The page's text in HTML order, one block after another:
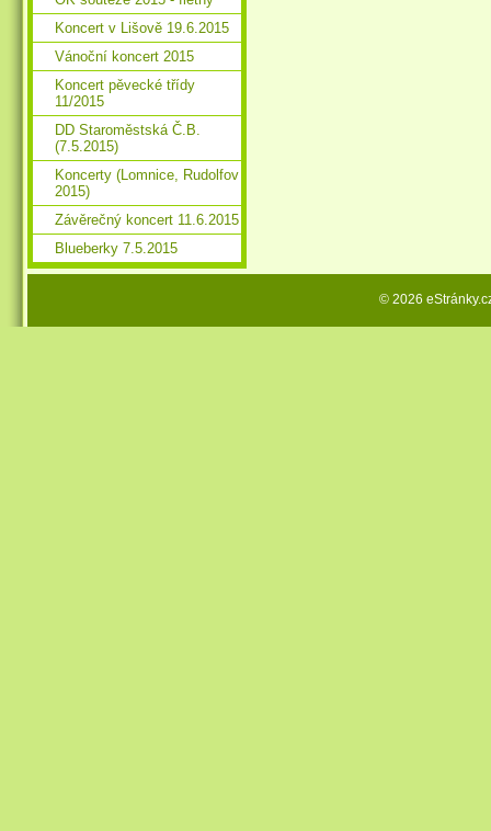
Koncert v Lišově 19.6.2015
Vánoční koncert 2015
Koncert pěvecké třídy
11/2015
DD Staroměstská Č.B.
(7.5.2015)
Koncerty (Lomnice, Rudolfov
2015)
Závěrečný koncert 11.6.2015
Blueberky 7.5.2015
© 2026